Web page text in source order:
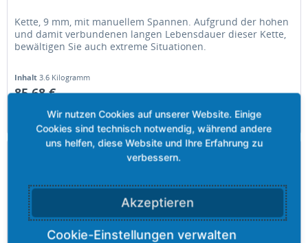
Kette, 9 mm, mit manuellem Spannen. Aufgrund der hohen
und damit verbundenen langen Lebensdauer dieser Kette,
bewältigen Sie auch extreme Situationen.
Inhalt3.6 Kilogramm
85,68 €
Merken
Akzeptieren